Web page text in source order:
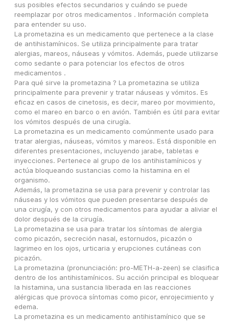
sus posibles efectos secundarios y cuándo se puede
reemplazar por otros medicamentos . Información completa
para entender su uso.
La prometazina es un medicamento que pertenece a la clase
de antihistamínicos. Se utiliza principalmente para tratar
alergias, mareos, náuseas y vómitos. Además, puede utilizarse
como sedante o para potenciar los efectos de otros
medicamentos .
Para qué sirve la prometazina ? La prometazina se utiliza
principalmente para prevenir y tratar náuseas y vómitos. Es
eficaz en casos de cinetosis, es decir, mareo por movimiento,
como el mareo en barco o en avión. También es útil para evitar
los vómitos después de una cirugía.
La prometazina es un medicamento comúnmente usado para
tratar alergias, náuseas, vómitos y mareos. Está disponible en
diferentes presentaciones, incluyendo jarabe, tabletas e
inyecciones. Pertenece al grupo de los antihistamínicos y
actúa bloqueando sustancias como la histamina en el
organismo.
Además, la prometazina se usa para prevenir y controlar las
náuseas y los vómitos que pueden presentarse después de
una cirugía, y con otros medicamentos para ayudar a aliviar el
dolor después de la cirugía.
La prometazina se usa para tratar los síntomas de alergia
como picazón, secreción nasal, estornudos, picazón o
lagrimeo en los ojos, urticaria y erupciones cutáneas con
picazón.
La prometazina (pronunciación: pro-METH-a-zeen) se clasifica
dentro de los antihistamínicos. Su acción principal es bloquear
la histamina, una sustancia liberada en las reacciones
alérgicas que provoca síntomas como picor, enrojecimiento y
edema.
La prometazina es un medicamento antihistamínico que se